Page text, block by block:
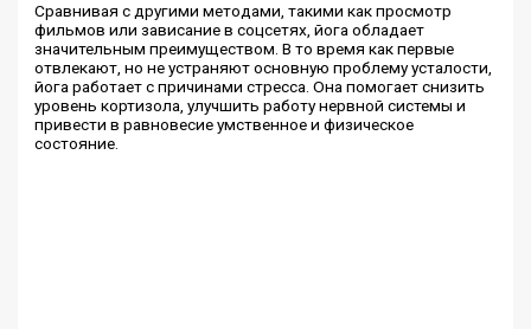
Сравнивая с другими методами, такими как просмотр
фильмов или зависание в соцсетях, йога обладает
значительным преимуществом. В то время как первые
отвлекают, но не устраняют основную проблему усталости,
йога работает с причинами стресса. Она помогает снизить
уровень кортизола, улучшить работу нервной системы и
привести в равновесие умственное и физическое
состояние.